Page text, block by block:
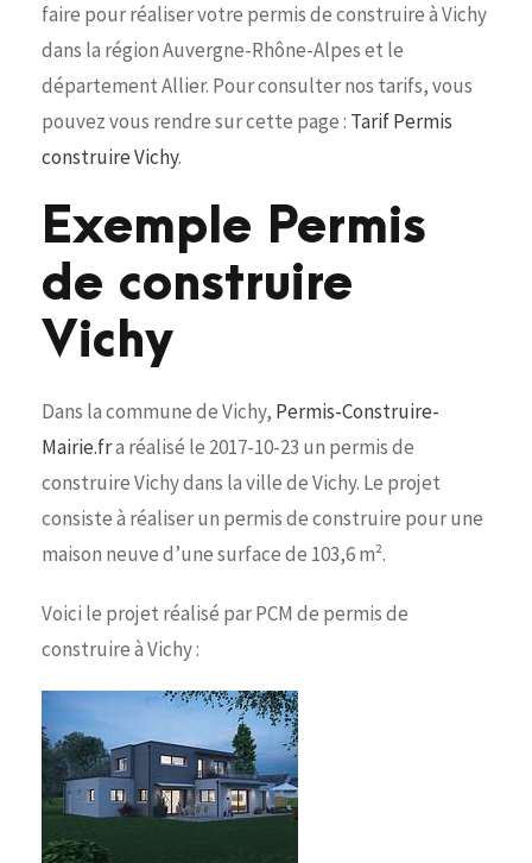
faire pour réaliser votre permis de construire à Vichy
dans la région Auvergne-Rhône-Alpes et le
département Allier. Pour consulter nos tarifs, vous
pouvez vous rendre sur cette page : Tarif Permis
construire Vichy.
Exemple Permis
de construire
Vichy
Dans la commune de Vichy, Permis-Construire-
Mairie.fra réalisé le 2017-10-23 un permis de
construire Vichy dans la ville de Vichy. Le projet
consiste à réaliser un permis de construire pour une
maison neuve d’une surface de 103,6 m².
Voici le projet réalisé par PCM de permis de
construire à Vichy :